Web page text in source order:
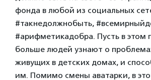
фонда в любой из социальных
#такнедолжнобыть,
#арифметикадобра. Пусть в этом
больше людей узнают о
живущих в детских домах, и
им. Помимо смены аватарки, в